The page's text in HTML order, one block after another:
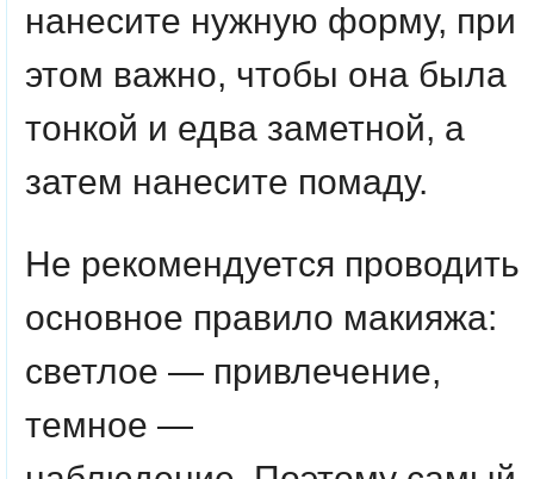
нанесите нужную форму, при
этом важно, чтобы она была
тонкой и едва заметной, а
затем нанесите помаду.
Не рекомендуется проводить
основное правило макияжа:
светлое — привлечение,
темное —